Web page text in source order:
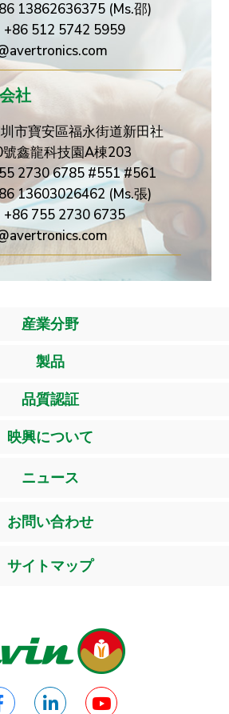
13862636375 (Ms.邵)
+86 512 5742 5959
社
市寶安區福永街道新田社
鑫龍科技園A棟203
2730 6785 #551 #561
13603026462 (Ms.張)
+86 755 2730 6735
産業分野
製品
品質認証
映興について
ニュース
お問い合わせ
サイトマップ